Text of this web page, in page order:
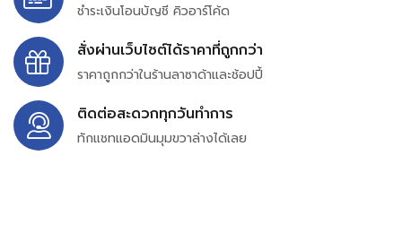
ชำระเงินโอนบัญชี คิวอาร์โค้ด
สั่งผ่านเว็บไซต์ได้ราคาที่ถูกกว่า
ราคาถูกกว่าในร้านลาซาด้าและช้อปปี้
ติดต่อสะดวกทุกวันทำการ
ทักแชทแอดมินมุมขวาล่างได้เลย